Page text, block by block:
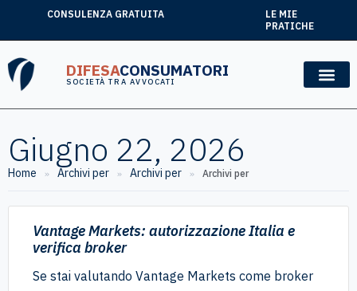
CONSULENZA GRATUITA
LE MIE
PRATICHE
DIFESACONSUMATORI
SOCIETÀ TRA AVVOCATI
Giugno 22, 2026
Home » Archivi per » Archivi per » Archivi per
Vantage Markets: autorizzazione Italia e
verifica broker
Se stai valutando Vantage Markets come broker